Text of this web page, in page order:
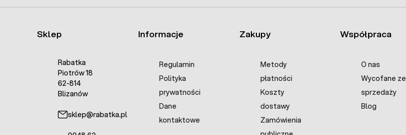
Sklep
Rabatka
Piotrów 18
62-814
Blizanów
sklep@rabatka.pl
Informacje
Regulamin
Polityka
prywatności
Dane
kontaktowe
Zakupy
Metody
płatności
Koszty
dostawy
Zamówienia
Współpraca
O nas
Wycofane ze
sprzedaży
Blog